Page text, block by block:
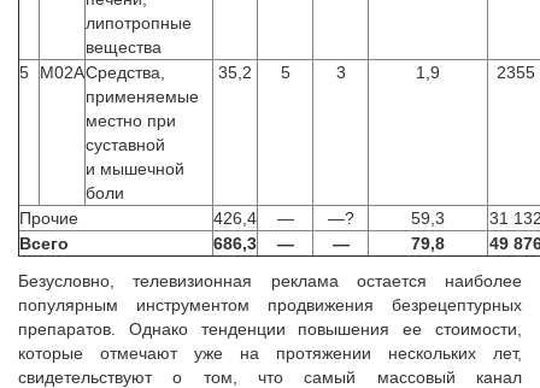
липотропные
вещества
5 M02AСредства,
применяемые
местно при
суставной
и мышечной
боли
35,2 5 3 1,9 2355
Прочие 426,4 — —? 59,3
31
Всего
686,3 — — 79,8
49
Безусловно, телевизионная реклама остается наиболее
популярным инструментом продвижения безрецептурных
препаратов. Однако тенденции повышения ее стоимости,
которые отмечают уже на протяжении нескольких лет,
свидетельствуют о том, что самый массовый канал